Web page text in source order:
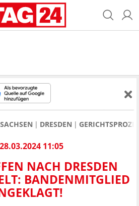
SACHSEN DRESDEN
28.03.2024 11:05
NACH DRESDEN
BANDENMITGLIED